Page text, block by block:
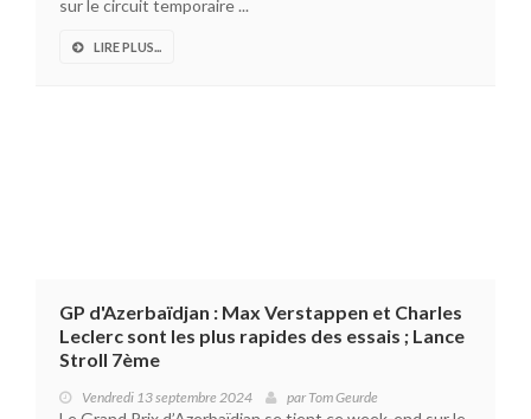
sur le circuit temporaire ...
LIRE PLUS...
GP d'Azerbaïdjan : Max Verstappen et Charles
Leclerc sont les plus rapides des essais ; Lance
Stroll 7ème
Vendredi 13 septembre 2024 par Tom Geurde